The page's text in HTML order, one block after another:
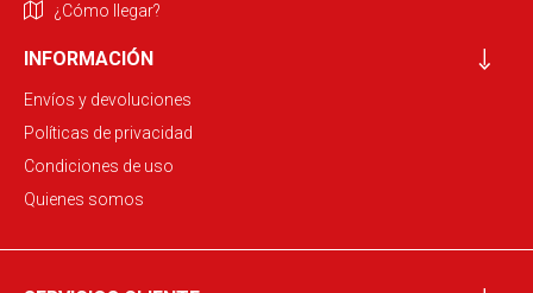
¿Cómo llegar?
INFORMACIÓN
Envíos y devoluciones
Políticas de privacidad
Condiciones de uso
Quienes somos